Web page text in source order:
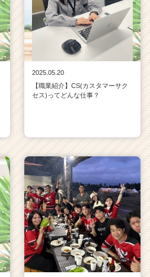
2025.05.20
【職業紹介】CS(カスタマーサク
セス)ってどんな仕事？